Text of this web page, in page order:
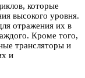
которые
высокого уровня.
отражения их в
Кроме того,
трансляторы и
и